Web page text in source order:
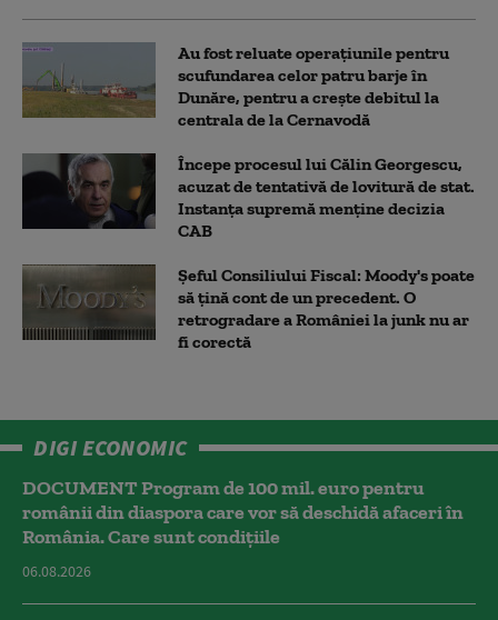
Au fost reluate operațiunile pentru
scufundarea celor patru barje în
Dunăre, pentru a crește debitul la
centrala de la Cernavodă
Începe procesul lui Călin Georgescu,
acuzat de tentativă de lovitură de stat.
Instanța supremă menține decizia
CAB
Șeful Consiliului Fiscal: Moody's poate
să țină cont de un precedent. O
retrogradare a României la junk nu ar
fi corectă
DIGI ECONOMIC
DOCUMENT Program de 100 mil. euro pentru
românii din diaspora care vor să deschidă afaceri în
România. Care sunt condițiile
06.08.2026